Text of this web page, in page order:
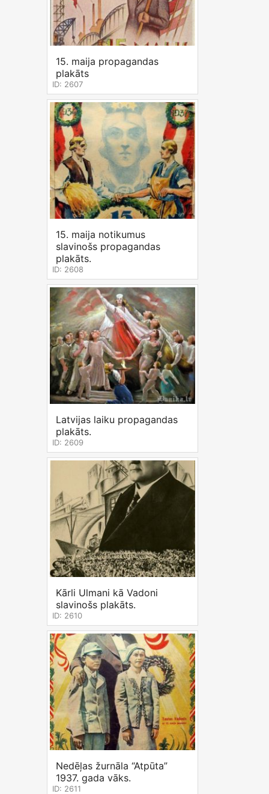
15. maija propagandas
plakāts
ID: 2607
15. maija notikumus
slavinošs propagandas
plakāts.
ID: 2608
Latvijas laiku propagandas
plakāts.
ID: 2609
Kārli Ulmani kā Vadoni
slavinošs plakāts.
ID: 2610
Nedēļas žurnāla “Atpūta”
1937. gada vāks.
ID: 2611